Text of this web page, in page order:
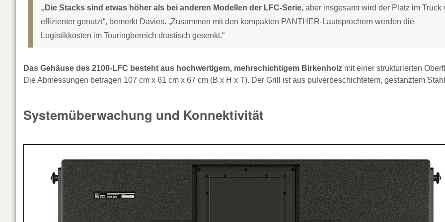
„Die Stacks sind etwas höher als bei anderen Modellen der LFC-Serie, aber insgesamt wird der Platz im Truck
effizienter genutzt“, bemerkt Davies. „Zusammen mit den kompakten PANTHER-Lautsprechern werden die
Logistikkosten im Touringbereich drastisch gesenkt.“
Das Gehäuse des 2100-LFC besteht aus hochwertigem, mehrschichtigem Birkenholz mit einer strukturierten
Die Abmessungen betragen 107 cm x 61 cm x 67 cm (B x H x T). Der Grill ist aus pulverbeschichtetem, gestanztem
Systemüberwachung und Konnektivität